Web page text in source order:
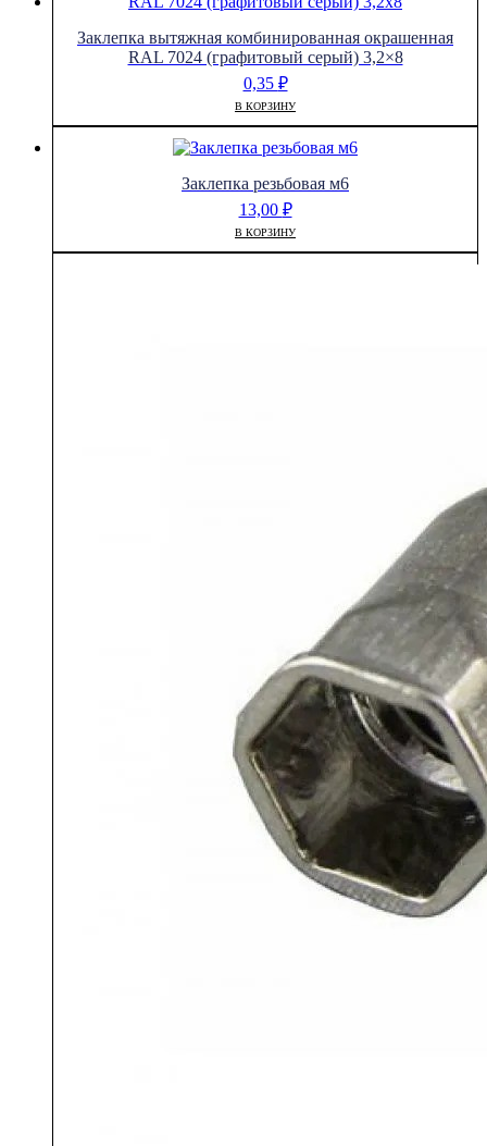
Заклепка вытяжная комбинированная окрашенная
RAL 7024 (графитовый серый) 3,2×8
0,35 ₽
В КОРЗИНУ
Заклепка резьбовая м6
13,00 ₽
В КОРЗИНУ